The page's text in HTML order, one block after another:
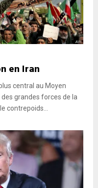
en Iran
central au Moyen
des grandes forces de la
contrepoids...